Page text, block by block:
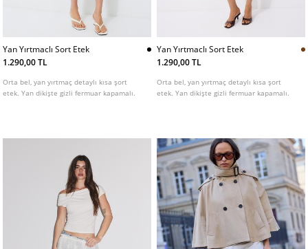
Yan Yırtmaclı Sort Etek
1.290,00 TL
Orta bel, yan yırtmaç detaylı kısa şort
etek. Yan dikişte gizli fermuar kapamalı.
Yan Yırtmaclı Sort Etek
1.290,00 TL
Orta bel, yan yırtmaç detaylı kısa şort
etek. Yan dikişte gizli fermuar kapamalı.